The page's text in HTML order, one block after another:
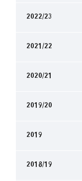
2022/23
2021/22
2020/21
2019/20
2019
2018/19